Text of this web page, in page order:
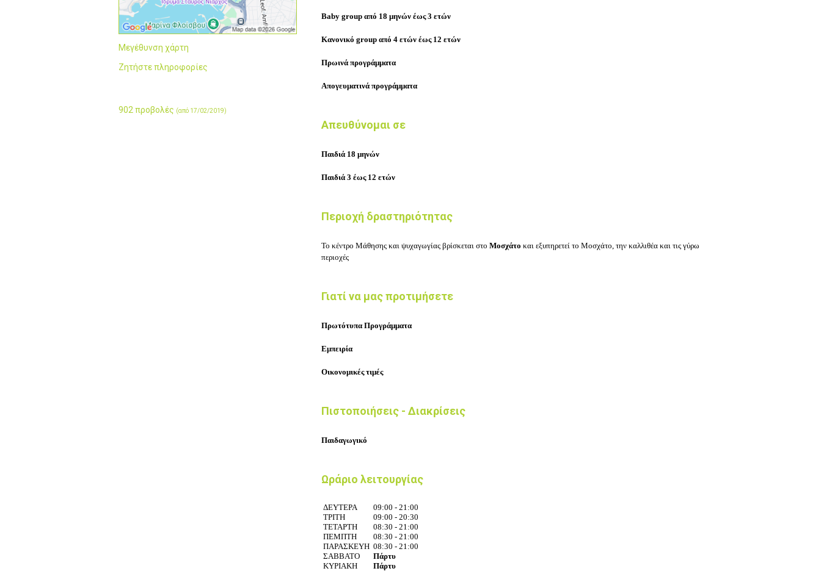
Μεγέθυνση χάρτη
Ζητήστε πληροφορίες
902 προβολές (από 17/02/2019)
Baby group από 18 μηνών έως 3 ετών
Κανονικό group από 4 ετών έως 12 ετών
Πρωινά προγράμματα
Απογευματινά προγράμματα
Απευθύνομαι σε
Παιδιά 18 μηνών
Παιδιά 3 έως 12 ετών
Περιοχή δραστηριότητας
Το κέντρο Μάθησης και ψυχαγωγίας βρίσκεται στο Μοσχάτο και εξυπηρετεί το Μοσχάτο, την καλλιθέα και τις γύρω
περιοχές
Γιατί να μας προτιμήσετε
Πρωτότυπα Προγράμματα
Εμπειρία
Οικονομικές τιμές
Πιστοποιήσεις - Διακρίσεις
Παιδαγωγικό
Ωράριο λειτουργίας
ΔΕΥΤΕΡΑ
09:00 - 21:00
ΤΡΙΤΗ
09:00 - 20:30
ΤΕΤΑΡΤΗ
08:30 - 21:00
ΠΕΜΠΤΗ
08:30 - 21:00
ΠΑΡΑΣΚΕΥΗ 08:30 - 21:00
ΣΑΒΒΑΤΟ
Πάρτυ
ΚΥΡΙΑΚΗ
Πάρτυ